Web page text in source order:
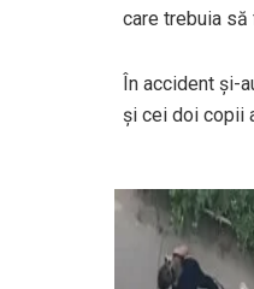
care trebuia să
În accident și-
și cei doi copii